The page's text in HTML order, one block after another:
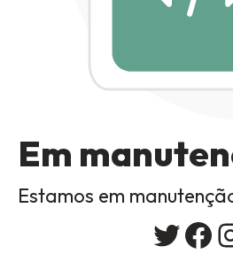
Em
Estamos em